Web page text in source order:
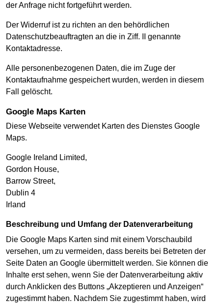
der Anfrage nicht fortgeführt werden.
Der Widerruf ist zu richten an den behördlichen
Datenschutzbeauftragten an die in Ziff. II genannte
Kontaktadresse.
Alle personenbezogenen Daten, die im Zuge der
Kontaktaufnahme gespeichert wurden, werden in diesem
Fall gelöscht.
Google Maps Karten
Diese Webseite verwendet Karten des Dienstes Google
Maps.
Google Ireland Limited,
Gordon House,
Barrow Street,
Dublin 4
Irland
Beschreibung und Umfang der Datenverarbeitung
Die Google Maps Karten sind mit einem Vorschaubild
versehen, um zu vermeiden, dass bereits bei Betreten der
Seite Daten an Google übermittelt werden. Sie können die
Inhalte erst sehen, wenn Sie der Datenverarbeitung aktiv
durch Anklicken des Buttons „Akzeptieren und Anzeigen“
zugestimmt haben. Nachdem Sie zugestimmt haben, wird